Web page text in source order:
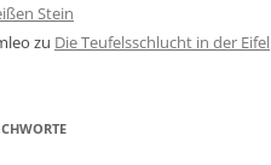
Stein
zu Die Teufelsschlucht in der Eifel